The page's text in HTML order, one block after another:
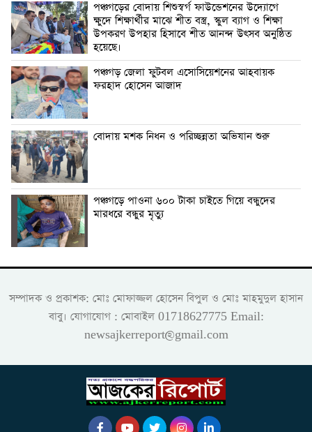
পঞ্চগড়ের বোদায় শিশুস্বর্গ ফাউন্ডেশনের উদ্যোগে
ক্ষুদে শিক্ষার্থীর মাঝে শীত বস্ত্র, স্কুল ব্যাগ ও শিক্ষা
উপকরণ উপহার হিসাবে শীত আনন্দ উৎসব অনুষ্ঠিত
হয়েছে।
পঞ্চগড় জেলা ফুটবল এসোসিয়েশনের আহবায়ক
ফরহাদ হোসেন আজাদ
বোদায় মশক নিধন ও পরিচ্ছন্নতা অভিযান শুরু
পঞ্চগড়ে পাওনা ৬০০ টাকা চাইতে গিয়ে বন্ধুদের
মারধরে বন্ধুর মৃত্যু
সম্পাদক ও প্রকাশক: মোঃ মোফাজ্জল হোসেন বিপুল ও মোঃ মাহমুদুল হাসান
বাবু। যোগাযোগ : মোবাইল 01718627775 Email:
newsajkerreport@gmail.com